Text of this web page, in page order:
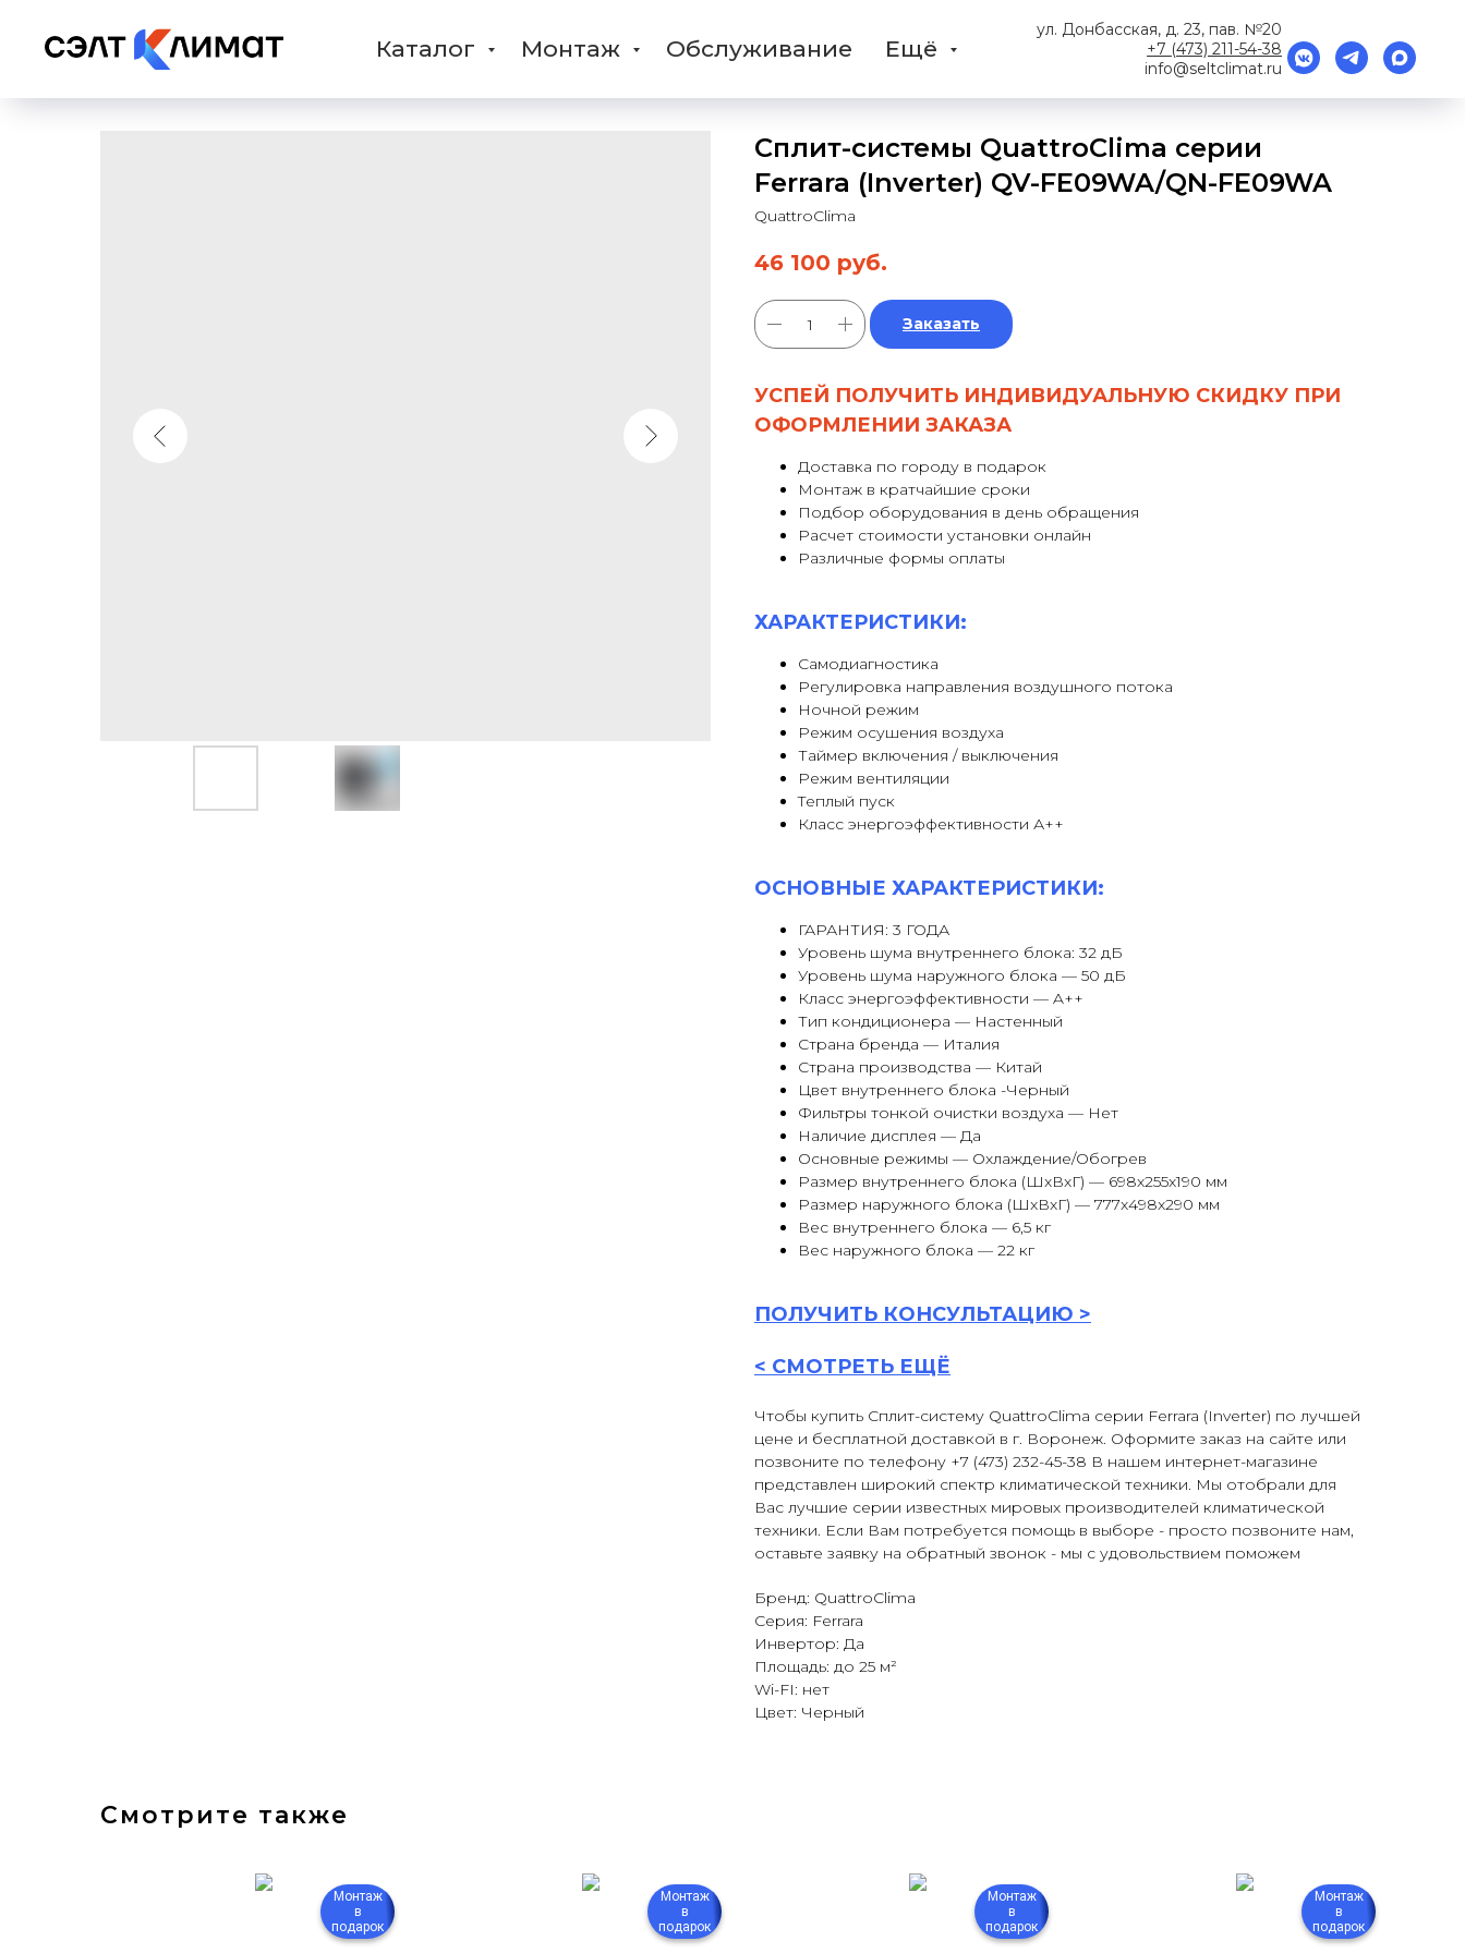
Каталог Монтаж Обслуживание Ещё
ул. Донбасская, д. 23, пав. №20
+7 (473) 211-54-38
info@seltclimat.ru
Сплит-системы QuattroClima серии
Ferrara (Inverter) QV-FE09WA/QN-FE09WA
QuattroClima
46 100 руб.
Заказать
УСПЕЙ ПОЛУЧИТЬ ИНДИВИДУАЛЬНУЮ СКИДКУ ПРИ
ОФОРМЛЕНИИ ЗАКАЗА
Доставка по городу в подарок
Монтаж в кратчайшие сроки
Подбор оборудования в день обращения
Расчет стоимости установки онлайн
Различные формы оплаты
ХАРАКТЕРИСТИКИ:
Самодиагностика
Регулировка направления воздушного потока
Ночной режим
Pежим осушения воздуха
Таймер включения / выключения
Режим вентиляции
Tеплый пуск
Класс энергоэффективности А++
ОСНОВНЫЕ ХАРАКТЕРИСТИКИ:
ГАРАНТИЯ: 3 ГОДА
Уровень шума внутреннего блока: 32 дБ
Уровень шума наружного блока — 50 дБ
Класс энергоэффективности — A++
Тип кондиционера — Настенный
Страна бренда — Италия
Страна производства — Китай
Цвет внутреннего блока -Черный
Фильтры тонкой очистки воздуха — Нет
Наличие дисплея — Да
Основные режимы — Охлаждение/Обогрев
Размер внутреннего блока (ШxВxГ) — 698x255x190 мм
Размер наружного блока (ШxВxГ) — 777x498x290 мм
Вес внутреннего блока — 6,5 кг
Вес наружного блока — 22 кг
ПОЛУЧИТЬ КОНСУЛЬТАЦИЮ >
< СМОТРЕТЬ ЕЩЁ
Чтобы купить Сплит-систему QuattroClima серии Ferrara (Inverter) по лучшей
цене и бесплатной доставкой в г. Воронеж. Оформите заказ на сайте или
позвоните по телефону +7 (473) 232-45-38 В нашем интернет-магазине
представлен широкий спектр климатической техники. Мы отобрали для
Вас лучшие серии известных мировых производителей климатической
техники. Если Вам потребуется помощь в выборе - просто позвоните нам,
оставьте заявку на обратный звонок - мы с удовольствием поможем
Бренд: QuattroClima
Серия: Ferrara
Инвертор: Да
Площадь: до 25 м²
Wi-FI: нет
Цвет: Черный
Смотрите также
Монтаж
в
подарок
Монтаж
в
подарок
Монтаж
в
подарок
Монтаж
в
подарок